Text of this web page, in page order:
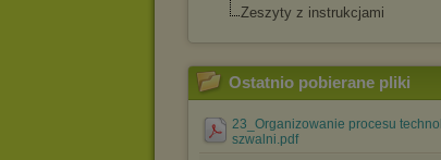
Zeszyty z instrukcjami
Ostatnio pobierane pliki
23_Organizowanie procesu
szwalni.pdf